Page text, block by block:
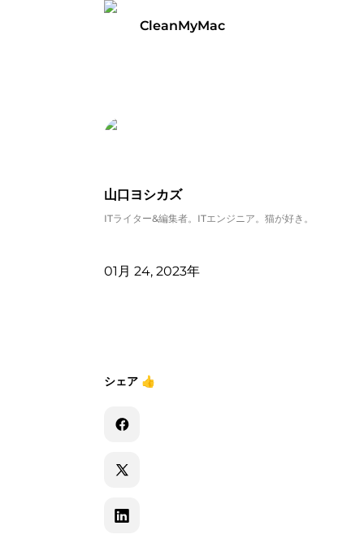
CleanMyMac
山口ヨシカズ
ITライター&編集者。ITエンジニア。猫が好き。
01月 24, 2023年
シェア 👍